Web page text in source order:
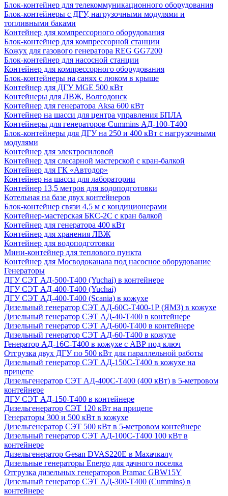
Блок-контейнер для телекоммуникационного оборудования
Блок-контейнеры с ДГУ, нагрузочными модулями и
топливными баками
Контейнер для компрессорного оборудования
Блок-контейнер для компрессорной станции
Кожух для газового генератора REG GG7200
Блок-контейнер для насосной станции
Контейнер для компрессорного оборудования
Блок-контейнеры на санях с люком в крыше
Контейнер для ДГУ MGE 500 кВт
Контейнеры для ЛВЖ, Волгодонск
Контейнер для генератора Aksa 600 кВт
Контейнер на шасси для центра управления БПЛА
Контейнеры для генераторов Cummins АД-100-Т400
Блок-контейнеры для ДГУ на 250 и 400 кВт с нагрузочными
модулями
Контейнер для электросиловой
Контейнер для слесарной мастерской с кран-балкой
Контейнер для ГК «Автодор»
Контейнер на шасси для лаборатории
Контейнер 13,5 метров для водоподготовки
Котельная на базе двух контейнеров
Блок-контейнер связи 4,5 м с кондиционерами
Контейнер-мастерская БКС-2С с кран балкой
Контейнер для генератора 400 кВт
Контейнер для хранения ЛВЖ
Контейнер для водоподготовки
Мини-контейнер для теплового пункта
Контейнер для Мосводоканала под насосное оборудование
Генераторы
ДГУ СЭТ АД-500-Т400 (Yuchai) в контейнере
ДГУ СЭТ АД-400-Т400 (Yuchai)
ДГУ СЭТ АД-400-Т400 (Scania) в кожухе
Дизельный генератор СЭТ АД-60С-Т400-1Р (ЯМЗ) в кожухе
Дизельный генератор СЭТ АД-40-Т400 в контейнере
Дизельный генератор СЭТ АД-600-Т400 в контейнере
Дизельный генератор СЭТ АД-60-Т400 в кожухе
Генератор АД-16С-Т400 в кожухе с АВР под ключ
Отгрузка двух ДГУ по 500 кВт для параллельной работы
Дизельный генератор СЭТ АД-150С-Т400 в кожухе на
прицепе
Дизельгенератор СЭТ АД-400С-Т400 (400 кВт) в 5-метровом
контейнере
ДГУ СЭТ АД-150-Т400 в контейнере
Дизельгенератор СЭТ 120 кВт на прицепе
Генераторы 300 и 500 кВт в кожухе
Дизельгенератор СЭТ 500 кВт в 5-метровом контейнере
Дизельный генератор СЭТ АД-100С-Т400 100 кВт в
контейнере
Дизельгенератор Gesan DVAS220E в Махачкалу
Дизельные генераторы Energo для дачного поселка
Отгрузка дизельных генераторов Pramac GВW15Y
Дизельный генератор СЭТ АД-300-Т400 (Cummins) в
контейнере